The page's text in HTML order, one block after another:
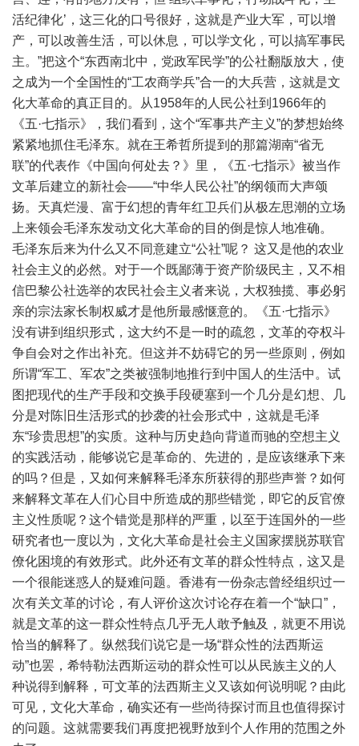
活纪律化’，这三化的口号很好，这就是产业大军，可以增
产，可以改善生活，可以休息，可以学文化，可以搞军事民
主。”把这个“东西南北中，党政军民学”的公社翻版放大，使
之成为一个全国性的“工农商学兵”合一的大兵营，这就是文
化大革命的真正目的。从1958年的人民公社到1966年的
《五·七指示》，我们看到，这个“军事共产主义”的梦想始终
紧紧地抓住毛泽东。就在王希哲所提到的那篇湖南“省无
联”的代表作《中国向何处去？》里，《五·七指示》被当作
文革后建立的新社会——“中华人民公社”的纲领而大声颂
扬。天真烂漫、富于幻想的青年红卫兵们从极左思潮的立场
上来领会毛泽东发动文化大革命的目的倒是惊人地准确。
毛泽东后来为什么又不同意建立“公社”呢？ 这又是他的农业
社会主义的必然。对于一个既鄙薄于资产阶级民主，又不相
信巴黎公社选举的农民社会主义者来说，大权独揽、事必躬
亲的宗法家长制权威才是他所最感惬意的。《五·七指示》
没有讲到组织形式，这大约不是一时的疏忽，文革的夺权斗
争自会对之作出补充。但这并不妨碍它的另一些原则，例如
所谓“军工、军农”之类被强制地推行到中国人的生活中。试
图把现代的生产手段和交换手段硬塞到一个几分是幻想、几
分是对陈旧生活形式的抄袭的社会形式中，这就是毛泽
东“珍贵思想”的实质。这种与历史趋向背道而驰的空想主义
的实践活动，能够说它是革命的、先进的，是应该继承下来
的吗？但是，又如何来解释毛泽东所获得的那些声誉？如何
来解释文革在人们心目中所造成的那些错觉，即它的反官僚
主义性质呢？这个错觉是那样的严重，以至于连国外的一些
研究者也一度以为，文化大革命是社会主义国家摆脱苏联官
僚化困境的有效形式。此外还有文革的群众性特点，这又是
一个很能迷惑人的疑难问题。香港有一份杂志曾经组织过一
次有关文革的讨论，有人评价这次讨论存在着一个“缺口”，
就是文革的这一群众性特点几乎无人敢予触及，就更不用说
恰当的解释了。纵然我们说它是一场“群众性的法西斯运
动”也罢，希特勒法西斯运动的群众性可以从民族主义的人
种说得到解释，可文革的法西斯主义又该如何说明呢？由此
可见，文化大革命，确实还有一些尚待探讨而且也值得探讨
的问题。这就需要我们再度把视野放到个人作用的范围之外